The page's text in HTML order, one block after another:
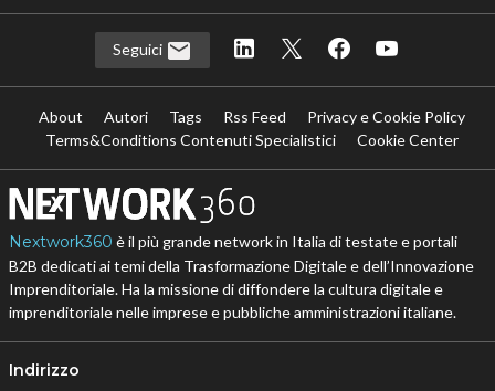
Seguici
About Autori Tags Rss Feed
Privacy e Cookie Policy
Terms&Conditions Contenuti Specialistici
Cookie Center
Nextwork360 è il più grande network in Italia di testate e portali
B2B dedicati ai temi della Trasformazione Digitale e dell’Innovazione
Imprenditoriale. Ha la missione di diffondere la cultura digitale e
imprenditoriale nelle imprese e pubbliche amministrazioni italiane.
Indirizzo